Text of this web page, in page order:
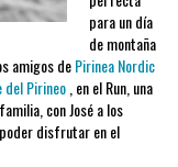
para un día
de montaña
amigos dePirinea Nordic
del Pirineo , en el Run, una
con José a los
poder disfrutar en el